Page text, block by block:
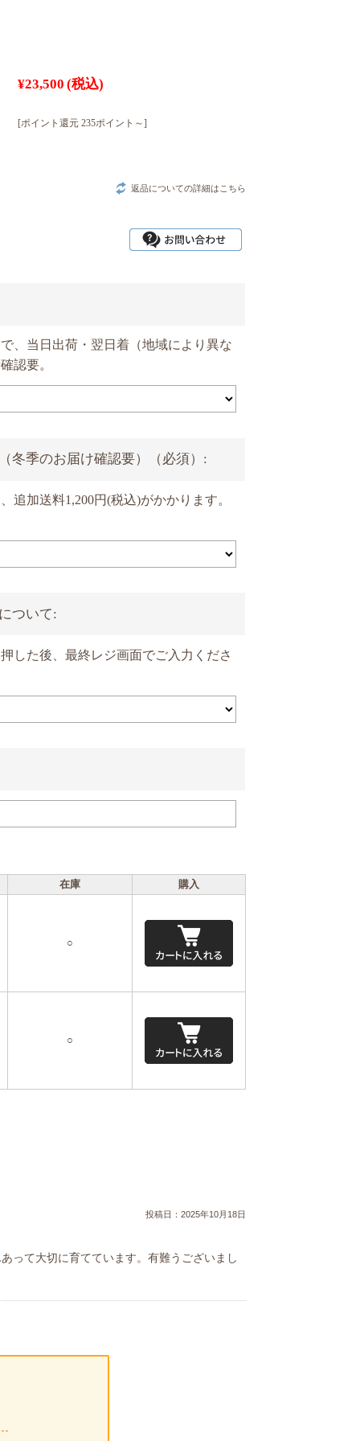
¥23,500 (税込)
[ポイント還元 235ポイント～]
返品についての詳細はこちら
、当日出荷・翌日着（地域により異な
認要。
冬季のお届け確認要）（必須）:
加送料1,200円(税込)がかかります。
ついて:
した後、最終レジ画面でご入力くださ
在庫 購入
○
○
投稿日： 2025年10月18日
って大切に育てています。有難うございまし